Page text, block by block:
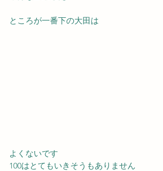
ところが一番下の大田は
よくないです
100はとてもいきそうもありません